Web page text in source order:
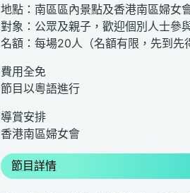
地點：南區區內景點及香港南區婦女
對象：公眾及親子，歡迎個別人士參
名額：每場20人（名額有限，先到先
費用全免
節目以粵語進行
導賞安排
香港南區婦女會
節目詳情